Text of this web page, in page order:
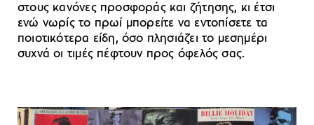
στους κανόνες προσφοράς και ζήτησης, κι έτσι
ενώ νωρίς το πρωί μπορείτε να εντοπίσετε τα
ποιοτικότερα είδη, όσο πλησιάζει το μεσημέρι
συχνά οι τιμές πέφτουν προς όφελός σας.